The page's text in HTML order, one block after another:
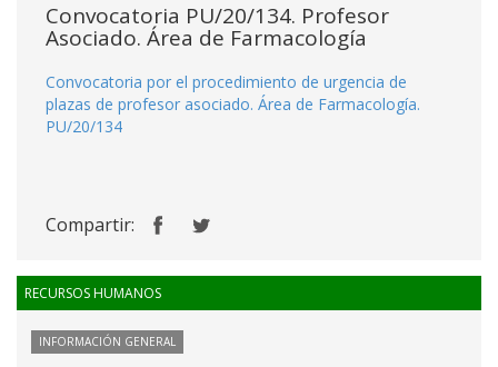
Convocatoria PU/20/134. Profesor
Asociado. Área de Farmacología
Convocatoria por el procedimiento de urgencia de
plazas de profesor asociado. Área de Farmacología.
PU/20/134
Compartir:
RECURSOS HUMANOS
INFORMACIÓN GENERAL